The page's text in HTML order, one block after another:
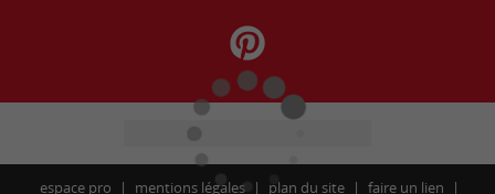
espace pro mentions légales plan du site faire un lien